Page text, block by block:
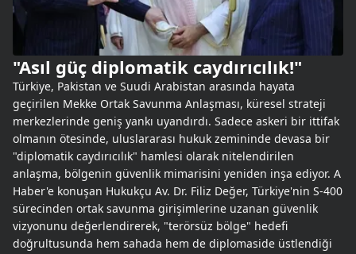
"Asıl güç diplomatik caydırıcılık!"
Türkiye, Pakistan ve Suudi Arabistan arasında hayata
geçirilen Mekke Ortak Savunma Anlaşması, küresel strateji
merkezlerinde geniş yankı uyandırdı. Sadece askeri bir ittifak
olmanın ötesinde, uluslararası hukuk zemininde devasa bir
"diplomatik caydırıcılık" hamlesi olarak nitelendirilen
anlaşma, bölgenin güvenlik mimarisini yeniden inşa ediyor. A
Haber'e konuşan Hukukçu Av. Dr. Filiz Değer, Türkiye'nin S-400
sürecinden ortak savunma girişimlerine uzanan güvenlik
vizyonunu değerlendirerek, "terörsüz bölge" hedefi
doğrultusunda hem sahada hem de diplomaside üstlendiği